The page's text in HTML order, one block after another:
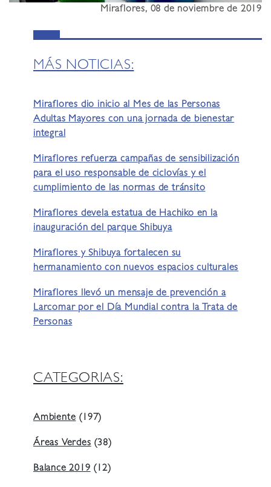
Miraflores, 08 de noviembre de 2019
MÁS NOTICIAS:
Miraflores dio inicio al Mes de las Personas
Adultas Mayores con una jornada de bienestar
integral
Miraflores refuerza campañas de sensibilización
para el uso responsable de ciclovías y el
cumplimiento de las normas de tránsito
Miraflores devela estatua de Hachiko en la
inauguración del parque Shibuya
Miraflores y Shibuya fortalecen su
hermanamiento con nuevos espacios culturales
Miraflores llevó un mensaje de prevención a
Larcomar por el Día Mundial contra la Trata de
Personas
CATEGORIAS:
Ambiente(197)
Áreas Verdes(38)
Balance 2019(12)